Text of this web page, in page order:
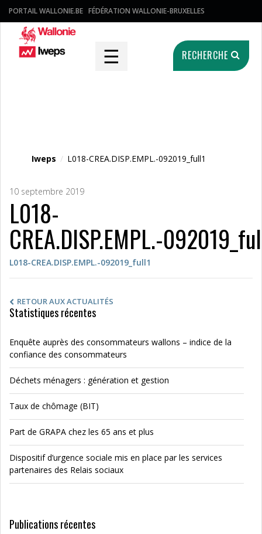
PORTAIL WALLONIE.BE FÉDÉRATION WALLONIE-BRUXELLES
☰ RECHERCHE
Iweps / L018-CREA.DISP.EMPL.-092019_full1
10 septembre 2019
L018-
CREA.DISP.EMPL.-
L018-CREA.DISP.EMPL.-092019_full1
RETOUR AUX ACTUALITÉS
Statistiques récentes
Enquête auprès des consommateurs wallons – indice de la
confiance des consommateurs
Déchets ménagers : génération et gestion
Taux de chômage (BIT)
Part de GRAPA chez les 65 ans et plus
Dispositif d’urgence sociale mis en place par les services
partenaires des Relais sociaux
Publications récentes